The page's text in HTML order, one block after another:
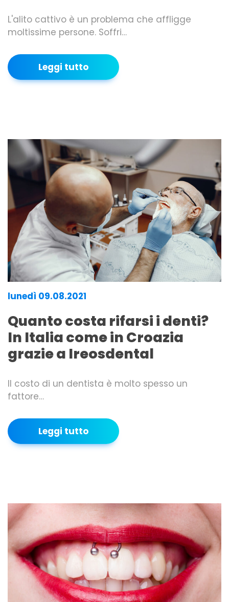
L'alito cattivo è un problema che affligge
moltissime persone. Soffri…
Leggi tutto
lunedì 09.08.2021
Quanto costa rifarsi i denti?
In Italia come in Croazia
grazie a Ireosdental
Il costo di un dentista è molto spesso un
fattore…
Leggi tutto